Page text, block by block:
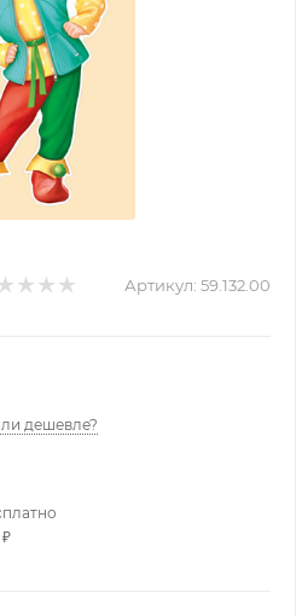
Артикул: 59.132.00
дешевле?